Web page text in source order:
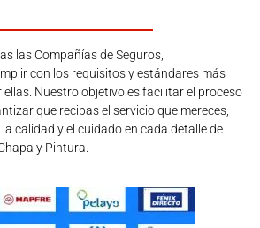
las Compañías de Seguros,
con los requisitos y estándares más
Nuestro objetivo es facilitar el proceso
que recibas el servicio que mereces,
calidad y el cuidado en cada detalle de
y Pintura.